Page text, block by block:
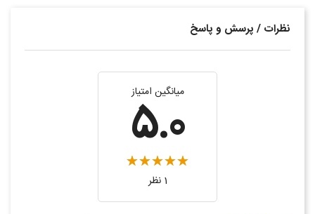
نظرات / پرسش و پاسخ
میانگین امتیاز
5.0
1 نظر